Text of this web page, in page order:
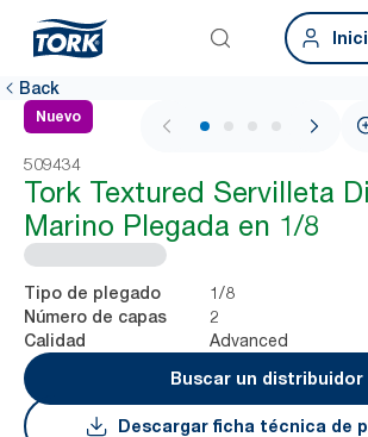
Back
Nuevo
1 / 4
509434
Tork Textured Servilleta
Marino Plegada en 1/8
Tipo de plegado 1/8
Número de capas 2
Calidad
Advanced
Buscar un distribuidor
Descargar ficha técnica de